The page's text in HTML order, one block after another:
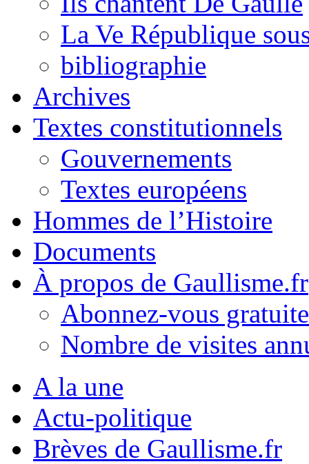
La Ve République
bibliographie
Archives
Textes constitutionnels
Gouvernements
Textes européens
Hommes de l’Histoire
Documents
À propos de Gaullisme.fr
Abonnez-vous
Nombre de visites
A la une
Actu-politique
Brèves de Gaullisme.fr